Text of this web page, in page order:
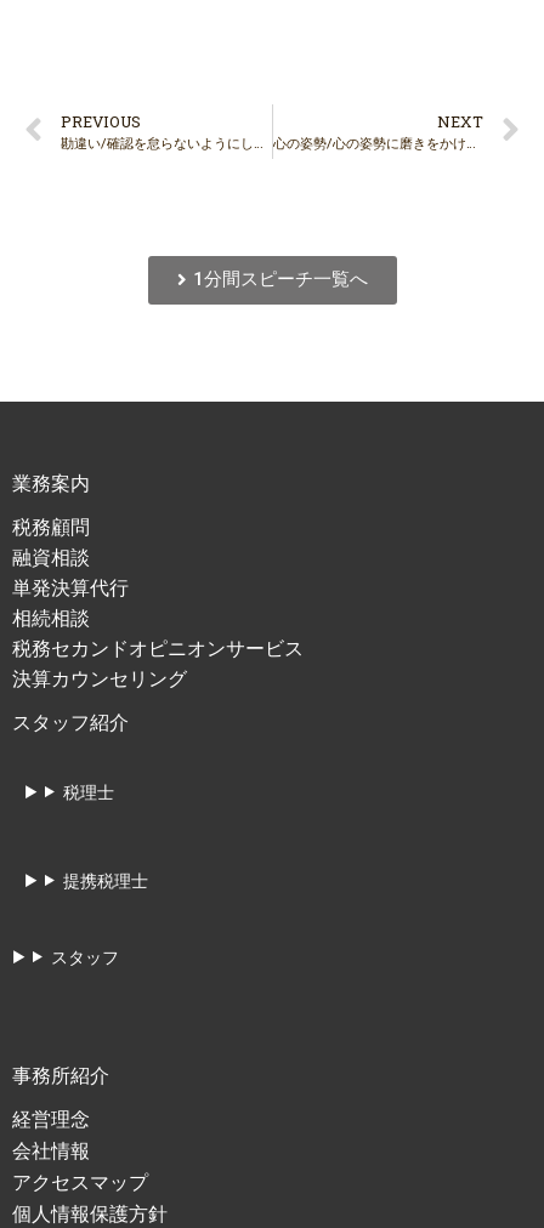
PREVIOUS
勘違い/確認を怠らないようにしましょう
NEXT
心の姿勢/心の姿勢に磨きをかけましょう
1分間スピーチ一覧へ
業務案内
税務顧問
融資相談
単発決算代行
相続相談
税務セカンドオピニオンサービス
決算カウンセリング
スタッフ紹介
税理士
提携税理士
スタッフ
事務所紹介
経営理念
会社情報
アクセスマップ
個人情報保護方針